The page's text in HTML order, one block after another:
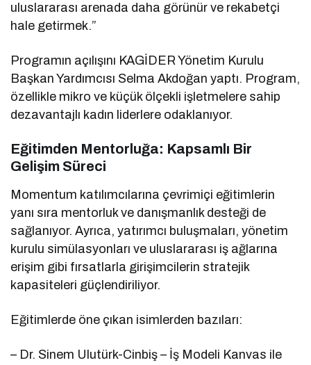
uluslararası arenada daha görünür ve rekabetçi
hale getirmek.”
Programın açılışını KAGİDER Yönetim Kurulu
Başkan Yardımcısı Selma Akdoğan yaptı. Program,
özellikle mikro ve küçük ölçekli işletmelere sahip
dezavantajlı kadın liderlere odaklanıyor.
Eğitimden Mentorluğa: Kapsamlı Bir
Gelişim Süreci
Momentum katılımcılarına çevrimiçi eğitimlerin
yanı sıra mentorluk ve danışmanlık desteği de
sağlanıyor. Ayrıca, yatırımcı buluşmaları, yönetim
kurulu simülasyonları ve uluslararası iş ağlarına
erişim gibi fırsatlarla girişimcilerin stratejik
kapasiteleri güçlendiriliyor.
Eğitimlerde öne çıkan isimlerden bazıları:
– Dr. Sinem Ulutürk-Cinbiş – İş Modeli Kanvas ile